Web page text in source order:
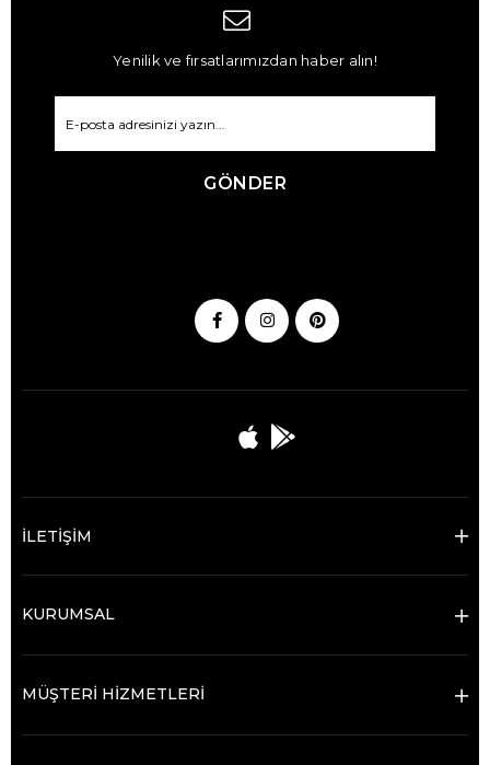
Yenilik ve fırsatlarımızdan haber alın!
GÖNDER
İLETİŞİM
KURUMSAL
MÜŞTERİ HİZMETLERİ